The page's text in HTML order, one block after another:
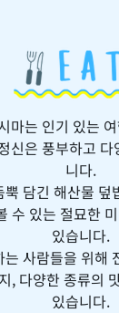
마는 인기 있는
신은 풍부하고
니다.
담긴 해산물 덮
수 있는 절묘한
있습니다.
사람들을 위해
, 다양한 종류의
있습니다.